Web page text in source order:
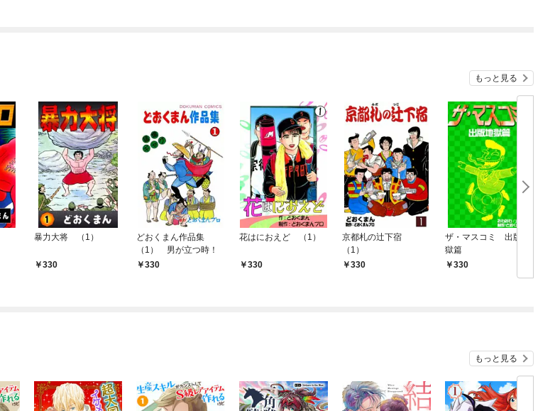
もっと見る
暴力大将 （1）
330
どおくまん作品集
（1） 男が立つ時！
330
花はにおえど （1）
330
京都札の辻下宿
（1）
330
ザ・マスコミ 出版地
獄篇
330
もっと見る